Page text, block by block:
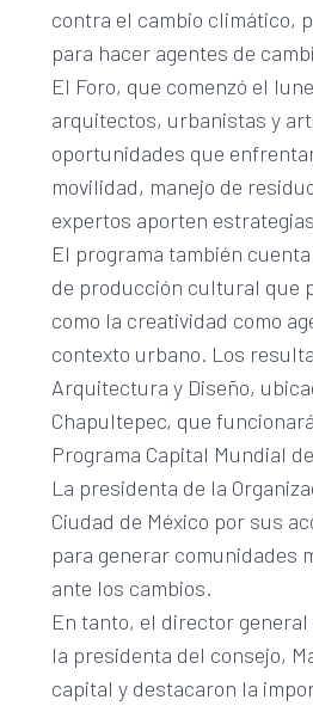
contra el cambio climático,
para hacer agentes de
El Foro, que comenzó el
arquitectos, urbanistas y
oportunidades que
movilidad, manejo de
expertos aporten
El programa también
de producción cultural que
como la creatividad como
contexto urbano. Los
Arquitectura y Diseño,
Chapultepec, que
Programa Capital Mundial
La presidenta de la
Ciudad de México por sus
para generar comunidades
ante los cambios.
En tanto, el director general
la presidenta del consejo,
capital y destacaron la